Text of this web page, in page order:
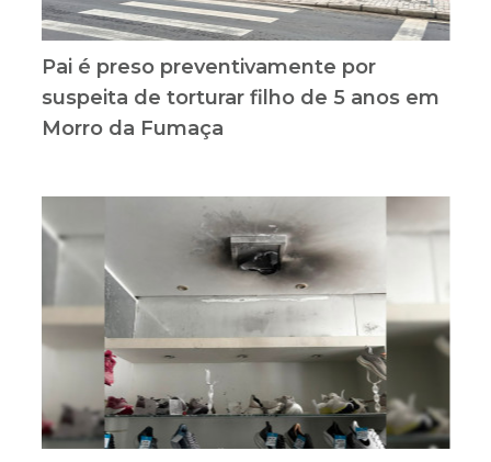
Pai é preso preventivamente por
suspeita de torturar filho de 5 anos em
Morro da Fumaça